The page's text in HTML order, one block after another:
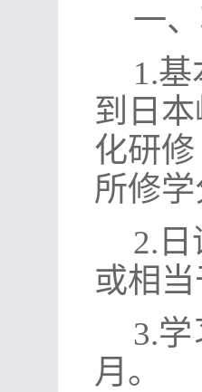
一
1.
到日
化研
所修
2.
或相
3.学
月。